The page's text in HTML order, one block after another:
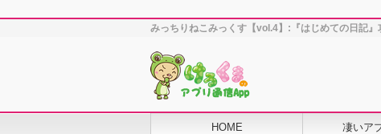
みっちりねこみっくす【vol.4】:『はじめての日記
HOME 凄いア